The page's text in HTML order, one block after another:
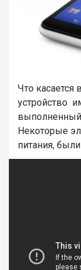
Что касается
устройство
Некоторые
питания,